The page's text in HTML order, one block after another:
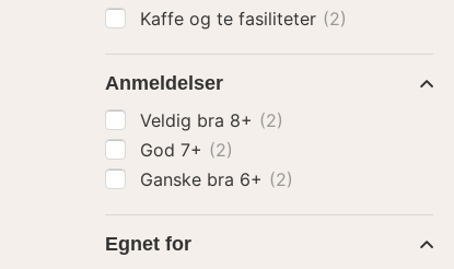
Kaffe og te fasiliteter (2)
Anmeldelser
Veldig bra 8+ (2)
God 7+ (2)
Ganske bra 6+ (2)
Egnet for